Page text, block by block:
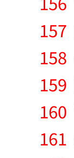
157
158
159
160
161